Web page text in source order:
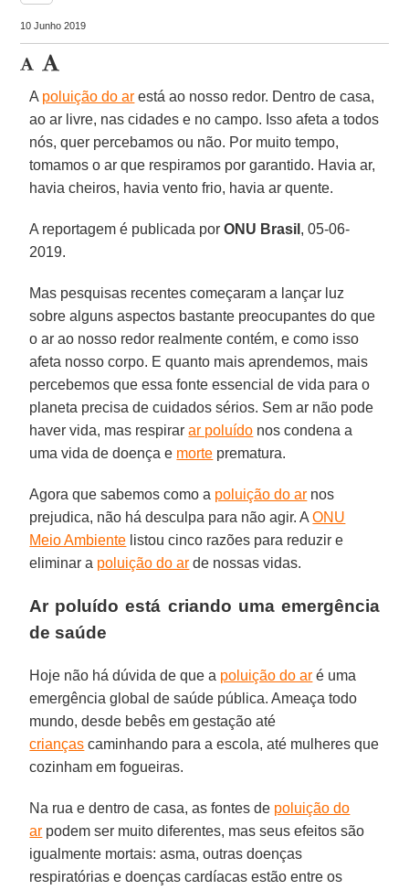
10 Junho 2019
A poluição do ar está ao nosso redor. Dentro de casa,
ao ar livre, nas cidades e no campo. Isso afeta a todos
nós, quer percebamos ou não. Por muito tempo,
tomamos o ar que respiramos por garantido. Havia ar,
havia cheiros, havia vento frio, havia ar quente.
A reportagem é publicada porONU Brasil , 05-06-
2019.
Mas pesquisas recentes começaram a lançar luz
sobre alguns aspectos bastante preocupantes do que
o ar ao nosso redor realmente contém, e como isso
afeta nosso corpo. E quanto mais aprendemos, mais
percebemos que essa fonte essencial de vida para o
planeta precisa de cuidados sérios. Sem ar não pode
haver vida, mas respirarar poluído nos condena a
uma vida de doença e morte prematura.
Agora que sabemos como a poluição do ar nos
prejudica, não há desculpa para não agir. AONU
Meio Ambiente listou cinco razões para reduzir e
eliminar a poluição do ar de nossas vidas.
Ar poluído está criando uma emergência
de saúde
Hoje não há dúvida de que a poluição do ar é uma
emergência global de saúde pública. Ameaça todo
mundo, desde bebês em gestação até
crianças caminhando para a escola, até mulheres que
cozinham em fogueiras.
Na rua e dentro de casa, as fontes de poluição do
ar podem ser muito diferentes, mas seus efeitos são
igualmente mortais: asma, outras doenças
respiratórias e doenças cardíacas estão entre os